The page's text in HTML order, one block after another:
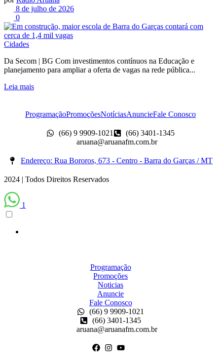
8 de julho de 2026
0
Cidades
Da Secom | BG Com investimentos contínuos na Educação e
planejamento para ampliar a oferta de vagas na rede pública...
Leia mais
ProgramaçãoPromoçõesNotíciasAnuncieFale Conosco
(66) 9 9909-1021
(66) 3401-1345
aruana@aruanafm.com.br
Endereço: Rua Bororos, 673 - Centro - Barra do Garças / MT
2024 | Todos Direitos Reservados
1
Programação
Promoções
Noticias
Anuncie
Fale Conosco
(66) 9 9909-1021
(66) 3401-1345
aruana@aruanafm.com.br